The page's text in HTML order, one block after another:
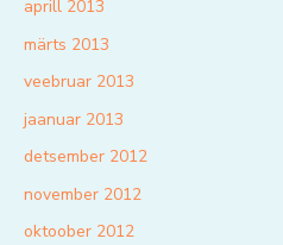
aprill 2013
märts 2013
veebruar 2013
jaanuar 2013
detsember 2012
november 2012
oktoober 2012